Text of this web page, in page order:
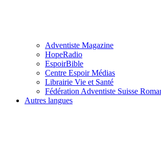
Adventiste Magazine
HopeRadio
EspoirBible
Centre Espoir Médias
Librairie Vie et Santé
Fédération Adventiste Suisse
Autres langues